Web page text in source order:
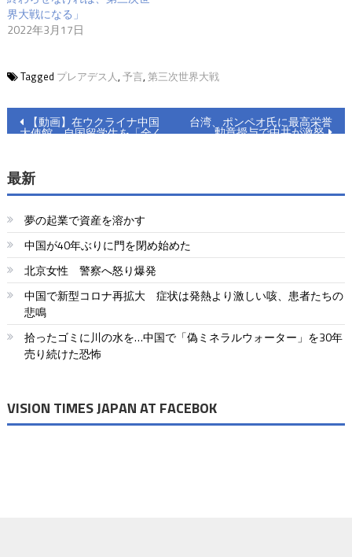
界大戦になる」
2022年3月17日
Tagged プレアデス人, 予言, 第三次世界大戦
投
ナ
ビ
ゲ
ー
シ
ョ
ン
【動画】在ウクライナ中国
大使館、自国留学生を「全く
台湾、ポンペオ氏に最高栄誉
勲章授与で中共が激怒
最新
夢の起業で資産を溶かす
中国が40年ぶりに門を閉め始めた
北京女性 警察へ怒り爆発
中国で新型コロナ再拡大 症状は発熱より激しい咳、患者たちの
悲鳴
拾ったゴミに川の水を…中国で「偽ミネラルウォーター」を30年
売り続けた恐怖
VISION TIMES JAPAN AT FACEBOK